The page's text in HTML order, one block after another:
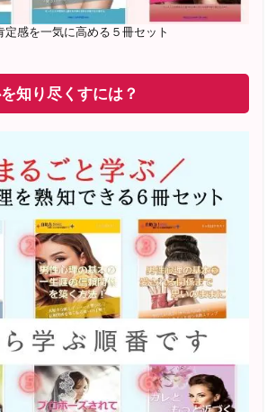
定感を一気に高める５冊セット
知り尽くすには？